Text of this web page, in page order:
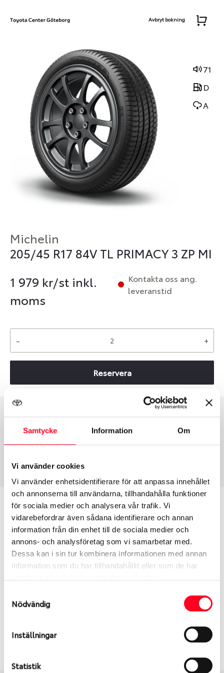
Samtycke Information Om
Vi använder cookies
Vi använder enhetsidentifierare för att anpassa innehållet
och annonserna till användarna, tillhandahålla funktioner
för sociala medier och analysera vår trafik. Vi
vidarebefordrar även sådana identifierare och annan
information från din enhet till de sociala medier och
annons- och analysföretag som vi samarbetar med.
Dessa kan i sin tur kombinera informationen med annan
information som du har tillhandahållit eller som de har
Nödvändig
Inställningar
Statistik
Avbryt bokning
71
D
A
Michelin
205/45 R17 84V TL PRIMACY 3 ZP MI
1 979 kr/st inkl.
moms
Kontakta oss ang.
leveranstid
- +
Reservera
Däcktyp
Sommar
Däckstorlek
70410
Passar detta däck min bil?
Ange registreringsnummer för att se om det däck
du valt passar din bilmodell. Om du köper däck som
skall sättas på dina befintliga fälgar, se till att kolla
en extra gång så att däck och fälg har samma
bilen hade ut från fabrik.
S Sök